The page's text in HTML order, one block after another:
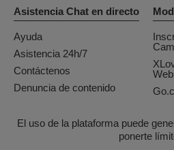
Asistencia Chat en directo
Ayuda
Asistencia 24h/7
Contáctenos
Denuncia de contenido
El uso de la plataforma puede
ponerte